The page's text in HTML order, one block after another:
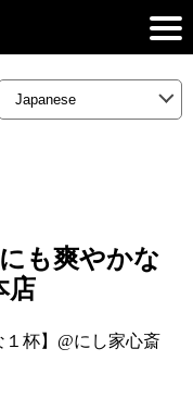
も爽やかな
店
１杯】@にし家心斎